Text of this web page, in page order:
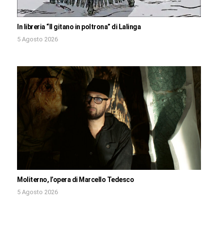
In libreria “Il gitano in poltrona” di Lalinga
5 Agosto 2026
Moliterno, l’opera di Marcello Tedesco
5 Agosto 2026